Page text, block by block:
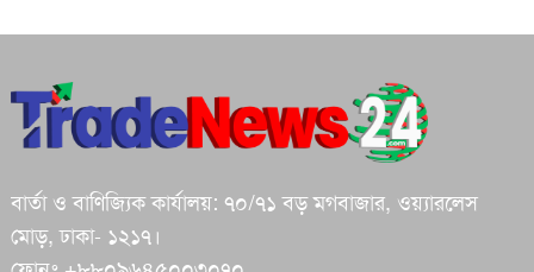
শপথ করি যেন, আমাদের কাজগুলো মানুষের
ভাগ্যের পরিবর্তনের জন্য হয়: প্রধানমন্ত্রী
অন্তত ৪০ শিক্ষার্থী নিহত
বার্তা ও বাণিজ্যিক কার্যালয়: ৭০/৭১ বড় মগবাজার, ওয়্যারলেস
মোড়, ঢাকা- ১২১৭।